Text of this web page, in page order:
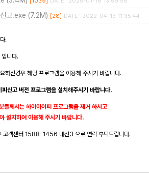
고.exe (7.2M) [28] DATE : 2022-04-13 11:35:44
.
입니다.
하신경우 해당 프로그램을 이용해 주시기 바랍니다.
피신고 버전 프로그램을 설치해주시기 바랍니다.
들께서는 하이아이피 프로그램을 제거 하시고
설치하여 이용해 주시기 바랍니다.
고객센터 1588-1456 내선3 으로 연락 부탁드립니다.